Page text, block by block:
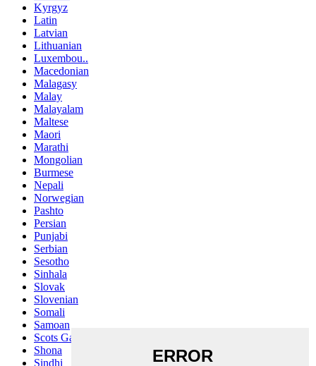
Kyrgyz
Latin
Latvian
Lithuanian
Luxembou..
Macedonian
Malagasy
Malay
Malayalam
Maltese
Maori
Marathi
Mongolian
Burmese
Nepali
Norwegian
Pashto
Persian
Punjabi
Serbian
Sesotho
Sinhala
Slovak
Slovenian
Somali
Samoan
Scots Gaelic
Shona
Sindhi